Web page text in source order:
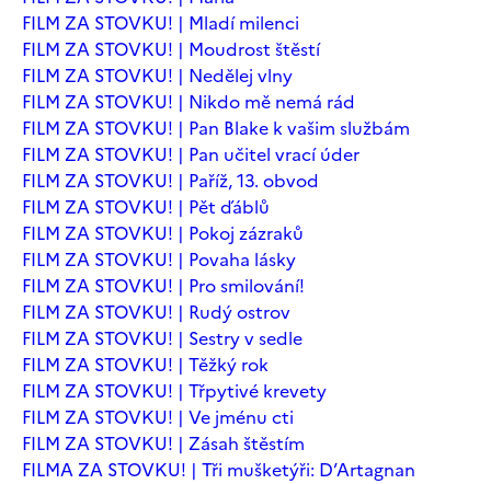
FILM ZA STOVKU! | Mladí milenci
FILM ZA STOVKU! | Moudrost štěstí
FILM ZA STOVKU! | Nedělej vlny
FILM ZA STOVKU! | Nikdo mě nemá rád
FILM ZA STOVKU! | Pan Blake k vašim službám
FILM ZA STOVKU! | Pan učitel vrací úder
FILM ZA STOVKU! | Paříž, 13. obvod
FILM ZA STOVKU! | Pět ďáblů
FILM ZA STOVKU! | Pokoj zázraků
FILM ZA STOVKU! | Povaha lásky
FILM ZA STOVKU! | Pro smilování!
FILM ZA STOVKU! | Rudý ostrov
FILM ZA STOVKU! | Sestry v sedle
FILM ZA STOVKU! | Těžký rok
FILM ZA STOVKU! | Třpytivé krevety
FILM ZA STOVKU! | Ve jménu cti
FILM ZA STOVKU! | Zásah štěstím
FILMA ZA STOVKU! | Tři mušketýři: D’Artagnan